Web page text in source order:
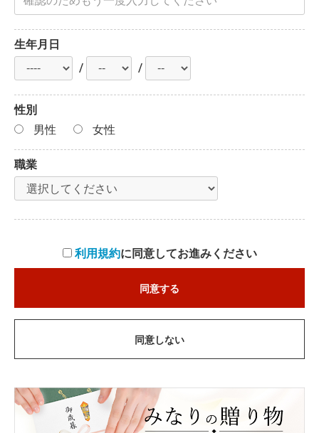
生年月日
/
/
性別
男性
女性
職業
利用規約に同意してお進みください
同意する
同意しない